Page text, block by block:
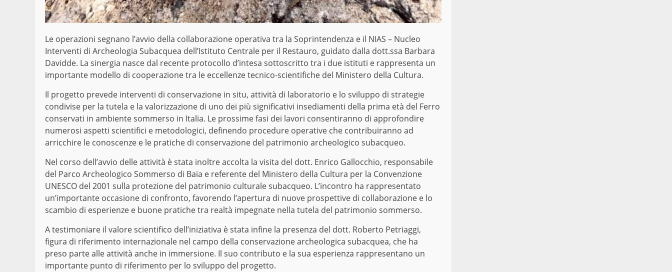
Le operazioni segnano l’avvio della collaborazione operativa tra la Soprintendenza e il NIAS – Nucleo
Interventi di Archeologia Subacquea dell’Istituto Centrale per il Restauro, guidato dalla dott.ssa Barbara
Davidde. La sinergia nasce dal recente protocollo d’intesa sottoscritto tra i due istituti e rappresenta un
importante modello di cooperazione tra le eccellenze tecnico-scientifiche del Ministero della Cultura.
Il progetto prevede interventi di conservazione in situ, attività di laboratorio e lo sviluppo di strategie
condivise per la tutela e la valorizzazione di uno dei più significativi insediamenti della prima età del Ferro
conservati in ambiente sommerso in Italia. Le prossime fasi dei lavori consentiranno di approfondire
numerosi aspetti scientifici e metodologici, definendo procedure operative che contribuiranno ad
arricchire le conoscenze e le pratiche di conservazione del patrimonio archeologico subacqueo.
Nel corso dell’avvio delle attività è stata inoltre accolta la visita del dott. Enrico Gallocchio, responsabile
del Parco Archeologico Sommerso di Baia e referente del Ministero della Cultura per la Convenzione
UNESCO del 2001 sulla protezione del patrimonio culturale subacqueo. L’incontro ha rappresentato
un’importante occasione di confronto, favorendo l’apertura di nuove prospettive di collaborazione e lo
scambio di esperienze e buone pratiche tra realtà impegnate nella tutela del patrimonio sommerso.
A testimoniare il valore scientifico dell’iniziativa è stata infine la presenza del dott. Roberto Petriaggi,
figura di riferimento internazionale nel campo della conservazione archeologica subacquea, che ha
preso parte alle attività anche in immersione. Il suo contributo e la sua esperienza rappresentano un
importante punto di riferimento per lo sviluppo del progetto.